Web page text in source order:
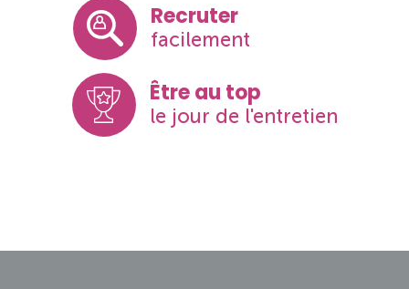
Recruter
facilement
Être au top
le jour de l'entretien